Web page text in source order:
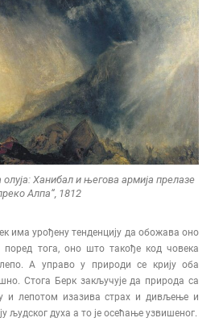
Ханибал и његова армија прелазе
Алпа“, 1812
урођену тенденцију да обожава оно
тога, оно што такође код човека
А управо у природи се крију оба
Стога Берк закључује да природа са
и лепотом изазива страх и дивљење и
људског духа а то је осећање узвишеног.